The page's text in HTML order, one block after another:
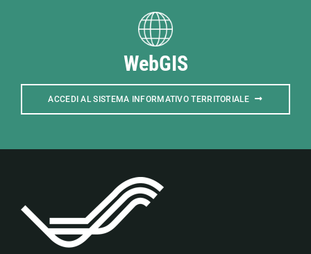
WebGIS
ACCEDI AL SISTEMA INFORMATIVO TERRITORIALE